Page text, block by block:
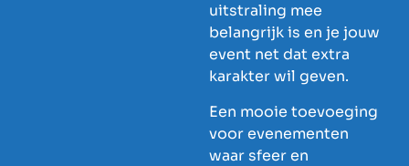
uitstraling mee
belangrijk is en je jouw
event net dat extra
karakter wil geven.
Een mooie toevoeging
voor evenementen
waar sfeer en